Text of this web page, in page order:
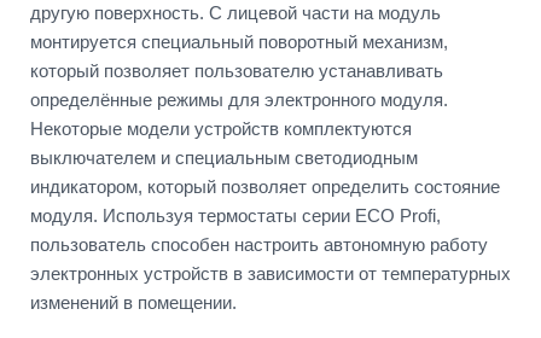
другую поверхность. С лицевой части на модуль
монтируется специальный поворотный механизм,
который позволяет пользователю устанавливать
определённые режимы для электронного модуля.
Некоторые модели устройств комплектуются
выключателем и специальным светодиодным
индикатором, который позволяет определить состояние
модуля. Используя термостаты серии ECO Profi,
пользователь способен настроить автономную работу
электронных устройств в зависимости от температурных
изменений в помещении.